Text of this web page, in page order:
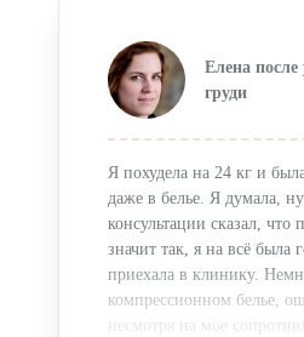
Елена после
груди
Я похудела на 24 кг и
даже в белье. Я думала,
консультации сказал,
значит так, я на всё была
приехала в клинику.
компрессионном белье,
несмотря на мое